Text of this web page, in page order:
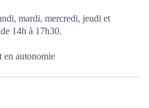
experte de sa destination vous
votre séjour en personnalisant
attentes et de vos envies ! Nous
aux sources du vivre vrai !!
mardi, mercredi, jeudi et
14h à 17h30.
en autonomie